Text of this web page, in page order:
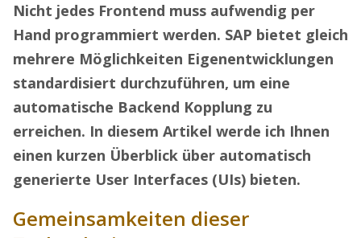
Nicht jedes Frontend muss aufwendig per
Hand programmiert werden. SAP bietet gleich
mehrere Möglichkeiten Eigenentwicklungen
standardisiert durchzuführen, um eine
automatische Backend Kopplung zu
erreichen. In diesem Artikel werde ich Ihnen
einen kurzen Überblick über automatisch
generierte User Interfaces (UIs) bieten.
Gemeinsamkeiten dieser